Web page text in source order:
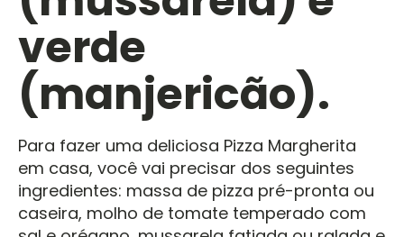
verde
(manjericão).
Para fazer uma deliciosa Pizza Margherita
em casa, você vai precisar dos seguintes
ingredientes: massa de pizza pré-pronta ou
caseira, molho de tomate temperado com